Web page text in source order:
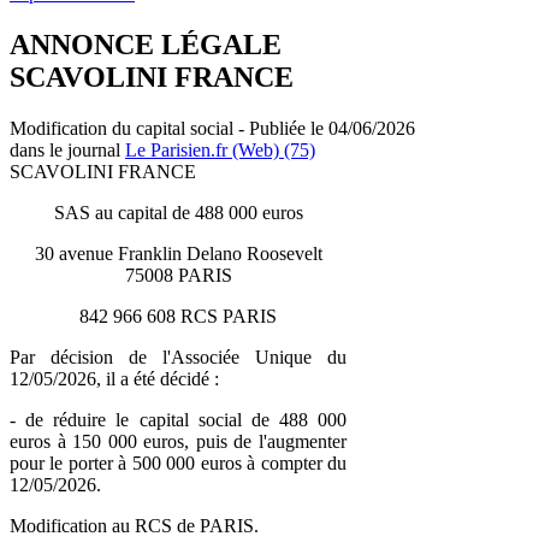
ANNONCE LÉGALE
SCAVOLINI FRANCE
Modification du capital social - Publiée le 04/06/2026
dans le journal Le Parisien.fr (Web) (75)
SCAVOLINI FRANCE
SAS au capital de 488 000 euros
30 avenue Franklin Delano Roosevelt
75008 PARIS
842 966 608 RCS PARIS
Par décision de l'Associée Unique du
12/05/2026, il a été décidé :
- de réduire le capital social de 488 000
euros à 150 000 euros, puis de l'augmenter
pour le porter à 500 000 euros à compter du
12/05/2026.
Modification au RCS de PARIS.